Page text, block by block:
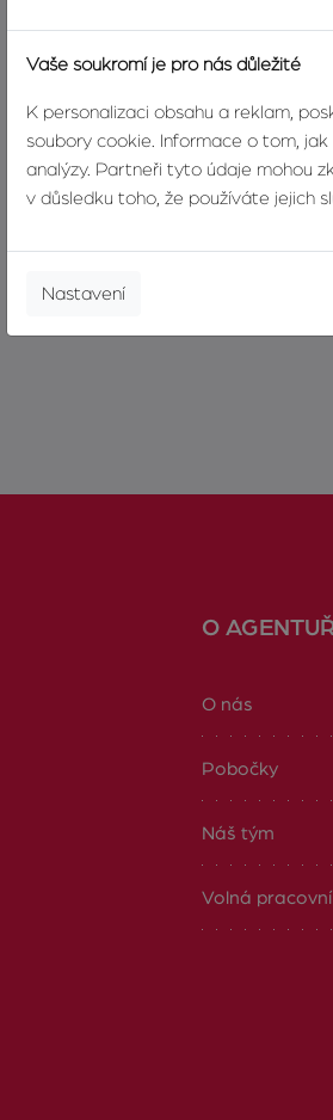
O
O nás
Pobočky
Náš tým
Volná
Vaše soukromí je pro nás důležité
K personalizaci obsahu a reklam,
soubory cookie. Informace o tom,
analýzy. Partneři tyto údaje mohou
v důsledku toho, že používáte jejich
Nastavení